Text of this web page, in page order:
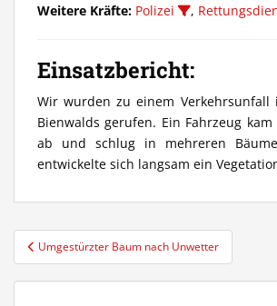
Weitere Kräfte: Polizei ,
Einsatzbericht:
Wir wurden zu einem Verkehrsunfall
Bienwalds gerufen. Ein Fahrzeug
ab und schlug in mehreren
entwickelte sich langsam ein
Beitragsnavigation
Umgestürzter Baum nach Unwetter